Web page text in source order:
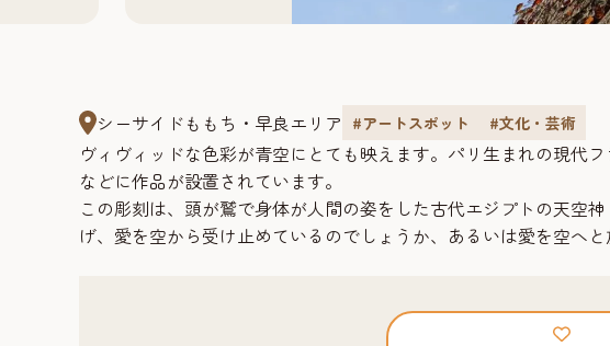
シーサイドももち・早良エリア #アートスポット #文化・芸術
ヴィヴィッドな色彩が青空にとても映えます。パリ生まれの現代
などに作品が設置されています。
この彫刻は、頭が鷲で身体が人間の姿をした古代エジプトの天空
げ、愛を空から受け止めているのでしょうか、あるいは愛を空へ